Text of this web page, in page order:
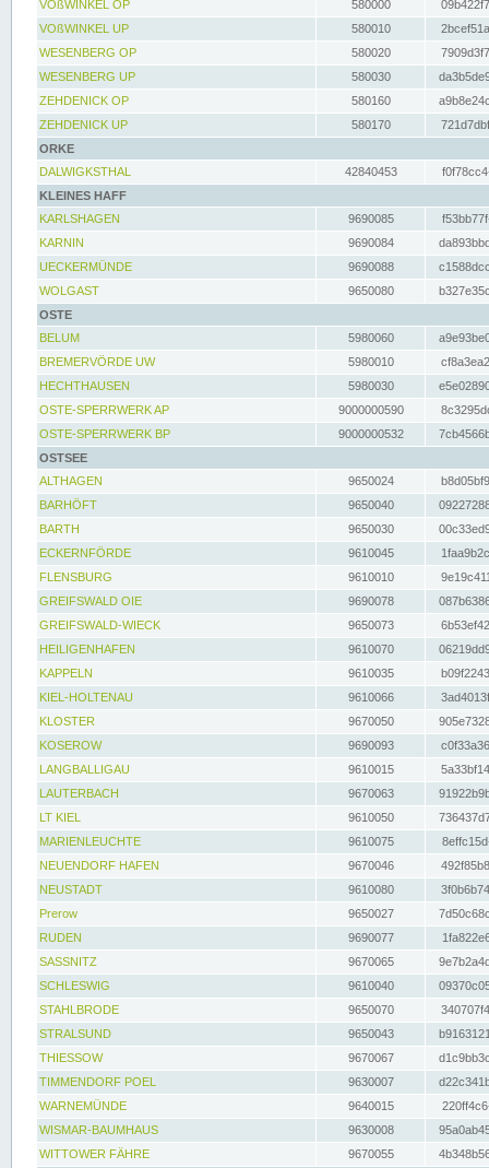
VOßWINKEL OP
580000
VOßWINKEL UP
580010
WESENBERG OP
580020
WESENBERG UP
580030
ZEHDENICK OP
580160
ZEHDENICK UP
580170
ORKE
DALWIGKSTHAL
42840453
KLEINES HAFF
KARLSHAGEN
9690085
KARNIN
9690084
UECKERMÜNDE
9690088
WOLGAST
9650080
OSTE
BELUM
5980060
BREMERVÖRDE UW
5980010
HECHTHAUSEN
5980030
OSTE-SPERRWERK AP
9000000590
OSTE-SPERRWERK BP
9000000532
OSTSEE
ALTHAGEN
9650024
BARHÖFT
9650040
BARTH
9650030
ECKERNFÖRDE
9610045
FLENSBURG
9610010
GREIFSWALD OIE
9690078
GREIFSWALD-WIECK
9650073
HEILIGENHAFEN
9610070
KAPPELN
9610035
KIEL-HOLTENAU
9610066
KLOSTER
9670050
KOSEROW
9690093
LANGBALLIGAU
9610015
LAUTERBACH
9670063
LT KIEL
9610050
MARIENLEUCHTE
9610075
NEUENDORF HAFEN
9670046
NEUSTADT
9610080
Prerow
9650027
RUDEN
9690077
SASSNITZ
9670065
SCHLESWIG
9610040
STAHLBRODE
9650070
STRALSUND
9650043
THIESSOW
9670067
TIMMENDORF POEL
9630007
WARNEMÜNDE
9640015
WISMAR-BAUMHAUS
9630008
WITTOWER FÄHRE
9670055